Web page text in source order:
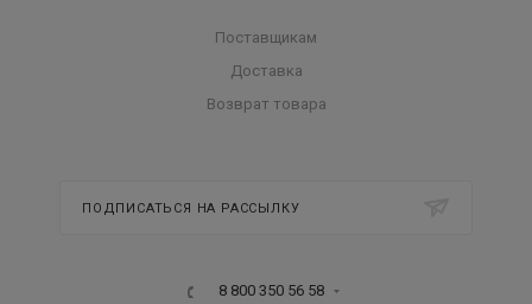
Поставщикам
Доставка
Возврат товара
ПОДПИСАТЬСЯ НА РАССЫЛКУ
8 800 350 56 58